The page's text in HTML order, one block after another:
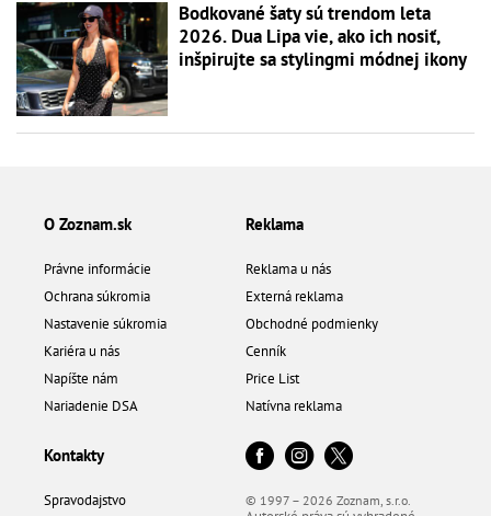
Bodkované šaty sú trendom leta
2026. Dua Lipa vie, ako ich nosiť,
inšpirujte sa stylingmi módnej ikony
O Zoznam.sk
Právne informácie
Ochrana súkromia
Nastavenie súkromia
Kariéra u nás
Napíšte nám
Nariadenie DSA
Reklama
Reklama u nás
Externá reklama
Obchodné podmienky
Cenník
Price List
Natívna reklama
Kontakty
Spravodajstvo © 1997 – 2026 Zoznam, s.r.o.